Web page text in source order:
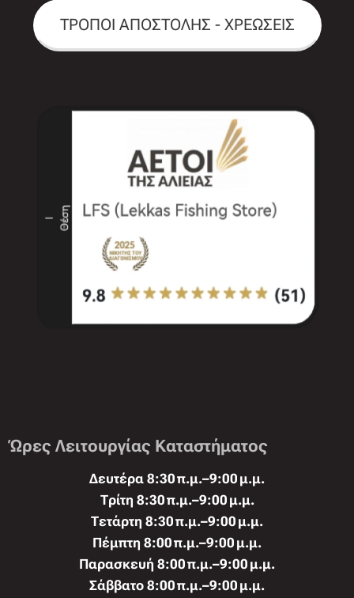
ΤΡΟΠΟΙ ΑΠΟΣΤΟΛΗΣ - ΧΡΕΩΣΕΙΣ
Ώρες Λειτουργίας Καταστήματος
Δευτέρα 8:30 π.μ.–9:00 μ.μ.
Τρίτη 8:30 π.μ.–9:00 μ.μ.
Τετάρτη 8:30 π.μ.–9:00 μ.μ.
Πέμπτη 8:00 π.μ.–9:00 μ.μ.
Παρασκευή 8:00 π.μ.–9:00 μ.μ.
Σάββατο 8:00 π.μ.–9:00 μ.μ.